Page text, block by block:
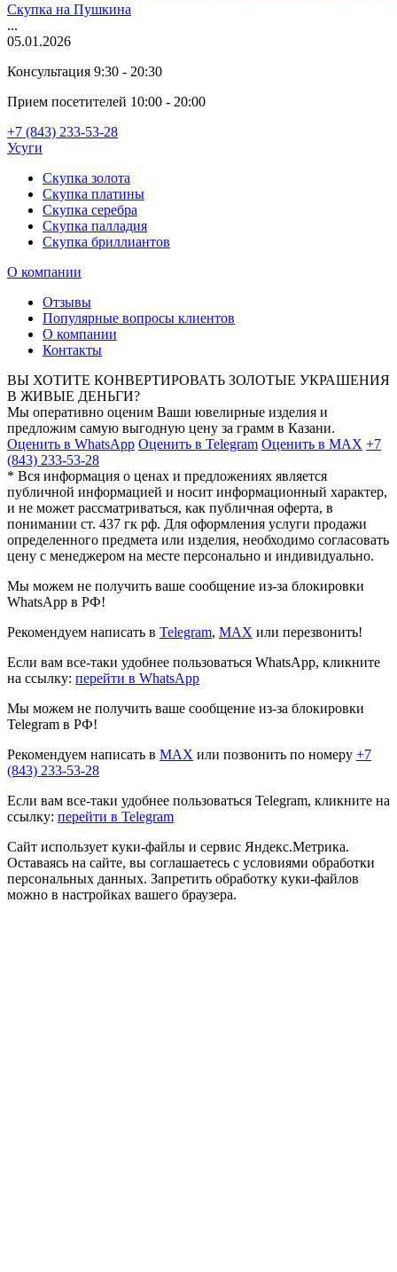
Скупка на Пушкина
...
05.01.2026
Консультация 9:30 - 20:30
Прием посетителей 10:00 - 20:00
+7 (843) 233-53-28
Усуги
Скупка золота
Скупка платины
Скупка серебра
Скупка палладия
Скупка бриллиантов
О компании
Отзывы
Популярные вопросы клиентов
О компании
Контакты
ВЫ ХОТИТЕ КОНВЕРТИРОВАТЬ ЗОЛОТЫЕ УКРАШЕНИЯ
В ЖИВЫЕ ДЕНЬГИ?
Мы оперативно оценим Ваши ювелирные изделия и
предложим самую выгодную цену за грамм в Казани.
Оценить в WhatsApp Оценить в Telegram Оценить в MAX +7
(843) 233-53-28
* Вся информация о ценах и предложениях является
публичной информацией и носит информационный характер,
и не может рассматриваться, как публичная оферта, в
понимании ст. 437 гк рф. Для оформления услуги продажи
определенного предмета или изделия, необходимо согласовать
цену с менеджером на месте персонально и индивидуально.
Мы можем не получить ваше сообщение из-за блокировки
WhatsApp в РФ!
Рекомендуем написать в Telegram, MAX или перезвонить!
Если вам все-таки удобнее пользоваться WhatsApp, кликните
на ссылку: перейти в WhatsApp
Мы можем не получить ваше сообщение из-за блокировки
Telegram в РФ!
Рекомендуем написать в MAX или позвонить по номеру +7
(843) 233-53-28
Если вам все-таки удобнее пользоваться Telegram, кликните на
ссылку: перейти в Telegram
Сайт использует куки-файлы и сервис Яндекс.Метрика.
Оставаясь на сайте, вы соглашаетесь с условиями обработки
персональных данных. Запретить обработку куки-файлов
можно в настройках вашего браузера.